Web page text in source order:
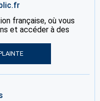
française, où vous
et accéder à des